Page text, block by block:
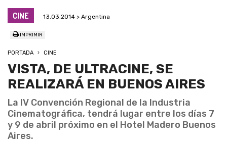
CINE 13.03.2014 > Argentina
IMPRIMIR
PORTADA CINE
VISTA, DE ULTRACINE, SE
REALIZARÁ EN BUENOS AIRES
La IV Convención Regional de la Industria
Cinematográfica, tendrá lugar entre los días 7
y 9 de abril próximo en el Hotel Madero Buenos
Aires.